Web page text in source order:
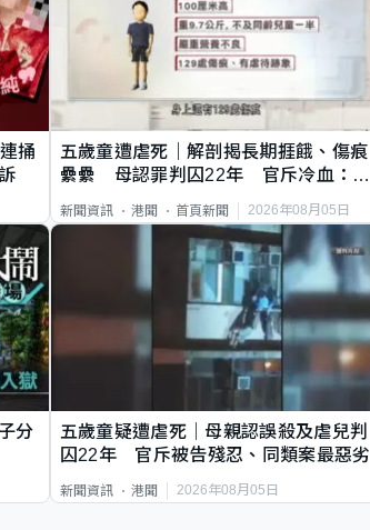
捅
五歲童遭虐死｜解剖揭長期捱餓、傷痕
纍纍 母認罪判囚22年 官斥冷血：同
新聞資訊 港聞 首頁新聞 2026年08月05日
分
五歲童疑遭虐死｜母親認誤殺及虐兒判
囚22年 官斥被告殘忍、同類案最惡劣
新聞資訊 港聞 2026年08月05日